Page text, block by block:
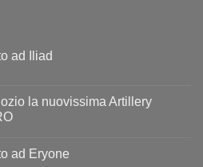
ad Iliad
la nuovissima Artillery
ad Eryone